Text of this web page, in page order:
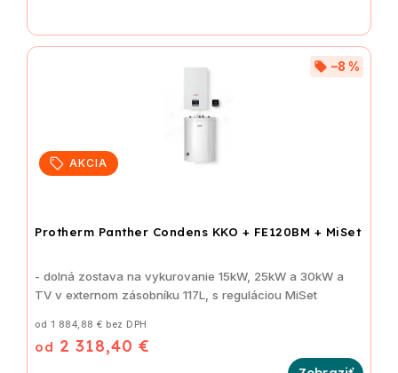
AKCIA
Protherm Panther Condens KKO + FE120BM + MiSet
–8 %
od 1 884,88 € bez DPH
od 2 318,40 €
- dolná zostava na vykurovanie 15kW, 25kW a 30kW a
TV v externom zásobníku 117L, s reguláciou MiSet